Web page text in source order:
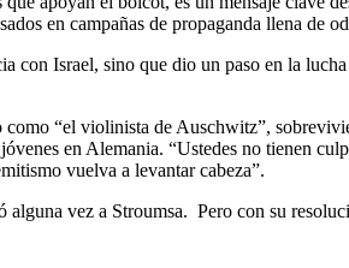
en campañas de propaganda llena de
con Israel, sino que dio un paso en la
como “el violinista de Auschwitz”,
en Alemania. “Ustedes no tienen
vuelva a levantar cabeza”.
vez a Stroumsa. Pero con su